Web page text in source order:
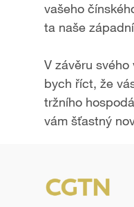
vašeho
ta naše
V závěru
bych říct, že
tržního
vám šťastný